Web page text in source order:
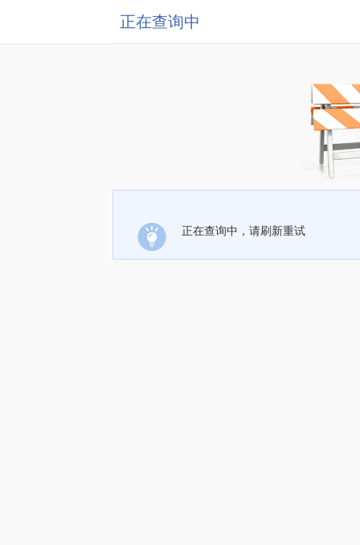
正在查询中
正在查询中，请刷新重试